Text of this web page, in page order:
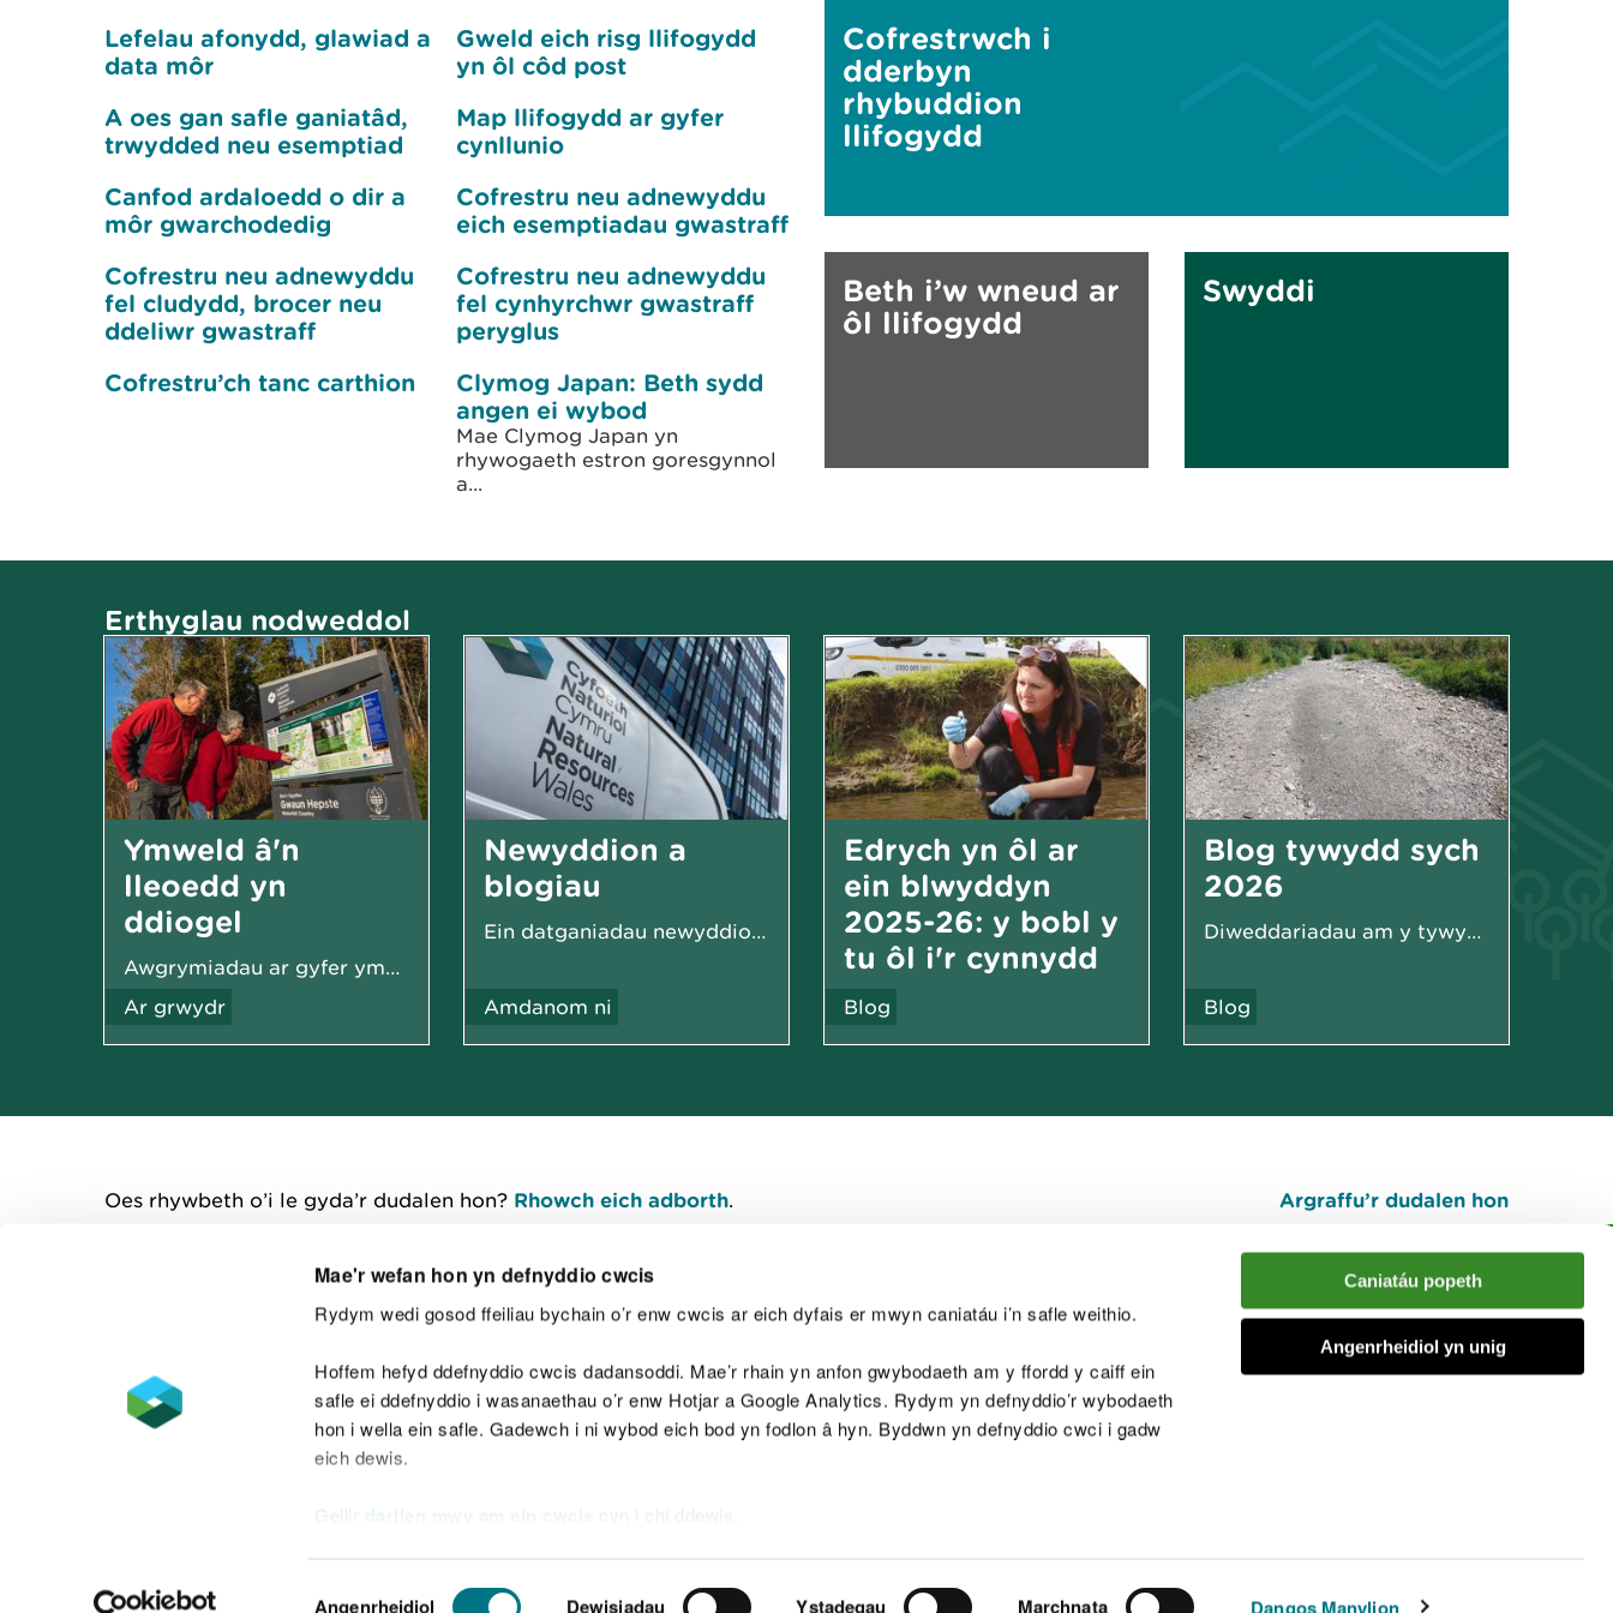
Mae'r wefan hon yn defnyddio cwcis
Rydym wedi gosod ffeiliau bychain o’r enw cwcis ar eich dyfais er mwyn caniatáu i’n safle weithio.
Hoffem hefyd ddefnyddio cwcis dadansoddi. Mae’r rhain yn anfon gwybodaeth am y ffordd y caiff ein
safle ei ddefnyddio i wasanaethau o’r enw Hotjar a Google Analytics. Rydym yn defnyddio’r wybodaeth
hon i wella ein safle. Gadewch i ni wybod eich bod yn fodlon â hyn. Byddwn yn defnyddio cwci i gadw
eich dewis.
darllen mwy am ein cwcis
Angenrheidiol Dewisiadau Ystadegau Marchnata Dangos Manylion
Caniatáu popeth
Angenrheidiol yn unig
Lefelau afonydd, glawiad a
data môr
Gweld eich risg llifogydd
yn ôl côd post
A oes gan safle ganiatâd,
trwydded neu esemptiad
Map llifogydd ar gyfer
cynllunio
Canfod ardaloedd o dir a
môr gwarchodedig
Cofrestru neu adnewyddu
eich esemptiadau gwastraff
Cofrestru neu adnewyddu
fel cludydd, brocer neu
ddeliwr gwastraff
Cofrestru neu adnewyddu
fel cynhyrchwr gwastraff
peryglus
Cofrestru’ch tanc carthion
Clymog Japan: Beth sydd
angen ei wybod
Mae Clymog Japan yn
rhywogaeth estron goresgynnol
a...
Cofrestrwch i
dderbyn
rhybuddion
llifogydd
Beth i’w wneud ar
ôl llifogydd
Swyddi
Erthyglau nodweddol
Ymweld â'n
lleoedd yn
ddiogel
Awgrymiadau ar gyfer ymweliad diogel a difyr
Ar grwydr
Newyddion a
blogiau
Ein datganiadau newyddion, cylchlythyrau a digwyddiadau...
Amdanom ni
Edrych yn ôl ar
ein blwyddyn
2025-26: y bobl y
tu ôl i'r cynnydd
Blog
Blog tywydd sych
2026
Diweddariadau am y tywydd sych yn 2026
Blog
Oes rhywbeth o’i le gyda’r dudalen hon? Rhowch eich adborth. Argraffu’r dudalen hon
I fyny
Datganiad hygyrchedd Safonau'r Gymraeg
Datganiad caethwasiaeth fodern